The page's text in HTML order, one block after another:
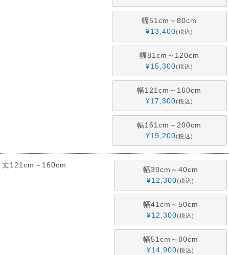
幅51cm～80cm
¥13,400 税込
幅81cm～120cm
¥15,300 税込
幅121cm～160cm
¥17,300 税込
幅161cm～200cm
¥19,200 税込
丈121cm～160cm
幅30cm～40cm
¥12,300 税込
幅41cm～50cm
¥12,300 税込
幅51cm～80cm
¥14,900 税込